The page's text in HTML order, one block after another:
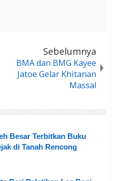
Sebelumnya
BMA dan BMG Kayee
Jatoe Gelar Khitanan
Massal
Besar Terbitkan Buku
di Tanah Rencong